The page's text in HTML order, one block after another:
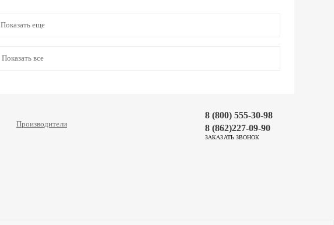
Показать еще
Показать все
Производители
8 (800) 555-30-98
8 (862)227-09-90
ЗАКАЗАТЬ ЗВОНОК